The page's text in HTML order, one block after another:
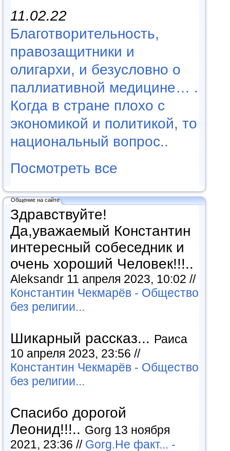
11.02.22
Благотворительность,
правозащитники и
олигархи, и безусловно о
паллиативной медицине… .
Когда в стране плохо с
экономикой и политикой, то
национальный вопрос..
Посмотреть все
Общение на сайте
Здравствуйте!
Да,уважаемый Константин
интересный собеседник и
очень хороший Человек!!!..
Aleksandr 11 апреля 2023, 10:02 //
Константин Чекмарёв - Общество
без религии...
Шикарный рассказ... Раиса
10 апреля 2023, 23:56 //
Константин Чекмарёв - Общество
без религии...
Спасибо дорогой
Леонид!!!.. Gorg 13 ноября
2021, 23:36 // Gorg.Не факт... -